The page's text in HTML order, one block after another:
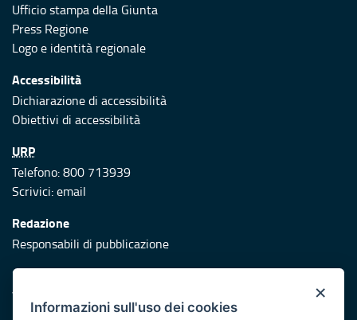
Ufficio stampa della Giunta
Press Regione
Logo e identità regionale
Accessibilità
Dichiarazione di accessibilità
Obiettivi di accessibilità
URP
Telefono: 800 713939
Scrivici:email
Redazione
Responsabili di pubblicazione
Protezione civile
Vai al sito di Protezione Civile Puglia
×
Informazioni sull'uso dei cookies